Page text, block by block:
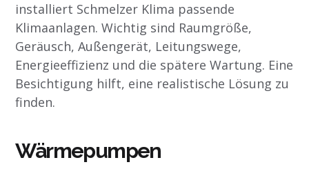
installiert Schmelzer Klima passende
Klimaanlagen. Wichtig sind Raumgröße,
Geräusch, Außengerät, Leitungswege,
Energieeffizienz und die spätere Wartung. Eine
Besichtigung hilft, eine realistische Lösung zu
finden.
Wärmepumpen